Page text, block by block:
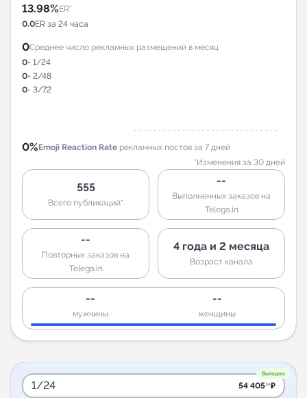
13.98%ER*
0.0ER за 24 часа
0Среднее число рекламных размещений в месяц
0- 1/24
0- 2/48
0- 3/72
0%Emoji Reaction Rate рекламных постов за 7 дней
*Изменения за 30 дней
555
Всего публикаций*
--
Выполненных заказов на
Telega.in
--
Повторных заказов на
Telega.in
4 года и 2 месяца
Возраст канала
--
мужчины
--
женщины
Выгодно
1/24 54 405.54₽